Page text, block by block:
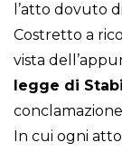
l’atto dovuto
Costretto a
vista
legge di
In cui ogni